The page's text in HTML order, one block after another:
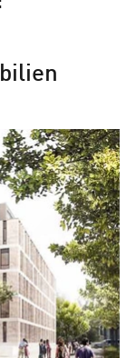
Immobilien